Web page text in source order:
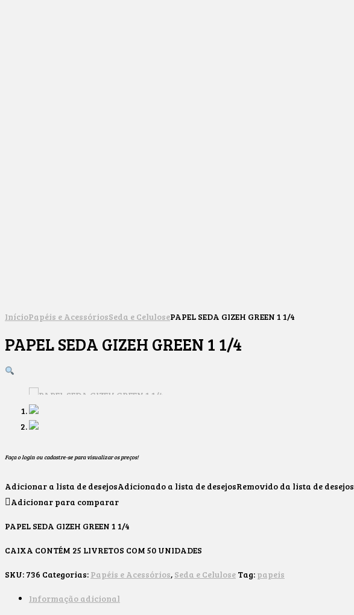
InícioPapéis e AcessóriosSeda e CelulosePAPEL SEDA GIZEH GREEN 1 1/4
PAPEL SEDA GIZEH GREEN 1 1/4
Faça o login ou cadastre-se para visualizar os preços!
Adicionar a lista de desejosAdicionado a lista de desejosRemovido da lista de desejos
Adicionar para comparar
PAPEL SEDA GIZEH GREEN 1 1/4
CAIXA CONTÉM 25 LIVRETOS COM 50 UNIDADES
SKU: 736 Categorias: Papéis e Acessórios, Seda e Celulose Tag: papeis
Informação adicional